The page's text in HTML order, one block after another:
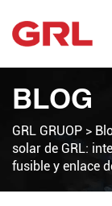
BLOG
GRL GRUOP >
solar de GRL:
fusible y enlace